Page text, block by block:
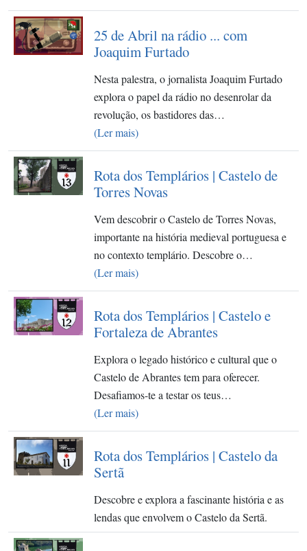
25 de Abril na rádio ... com
Joaquim Furtado
Nesta palestra, o jornalista Joaquim Furtado
explora o papel da rádio no desenrolar da
revolução, os bastidores das…
(Ler mais)
Rota dos Templários | Castelo de
Torres Novas
Vem descobrir o Castelo de Torres Novas,
importante na história medieval portuguesa e
no contexto templário. Descobre o…
(Ler mais)
Rota dos Templários | Castelo e
Fortaleza de Abrantes
Explora o legado histórico e cultural que o
Castelo de Abrantes tem para oferecer.
Desafiamos-te a testar os teus…
(Ler mais)
Rota dos Templários | Castelo da
Sertã
Descobre e explora a fascinante história e as
lendas que envolvem o Castelo da Sertã.